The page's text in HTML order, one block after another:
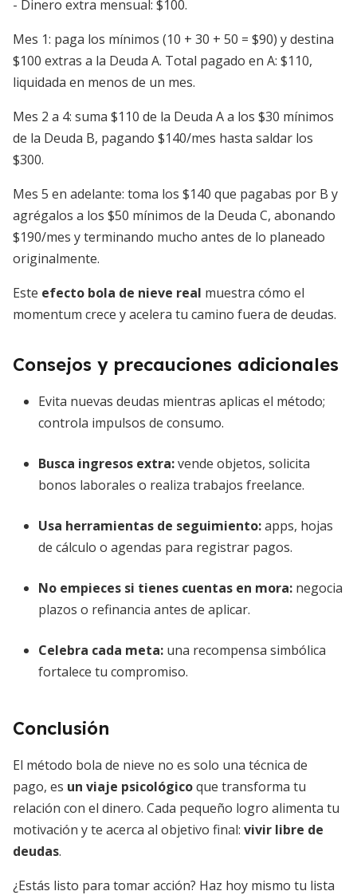
- Dinero extra mensual: $100.
Mes 1: paga los mínimos (10 + 30 + 50 = $90) y destina
$100 extras a la Deuda A. Total pagado en A: $110,
liquidada en menos de un mes.
Mes 2 a 4: suma $110 de la Deuda A a los $30 mínimos
de la Deuda B, pagando $140/mes hasta saldar los
$300.
Mes 5 en adelante: toma los $140 que pagabas por B y
agrégalos a los $50 mínimos de la Deuda C, abonando
$190/mes y terminando mucho antes de lo planeado
originalmente.
Este efecto bola de nieve real muestra cómo el
momentum crece y acelera tu camino fuera de deudas.
Consejos y precauciones adicionales
Evita nuevas deudas mientras aplicas el método;
controla impulsos de consumo.
Busca ingresos extra:vende objetos, solicita
bonos laborales o realiza trabajos freelance.
Usa herramientas de seguimiento:apps, hojas
de cálculo o agendas para registrar pagos.
No empieces si tienes cuentas en mora: negocia
plazos o refinancia antes de aplicar.
Celebra cada meta: una recompensa simbólica
fortalece tu compromiso.
Conclusión
El método bola de nieve no es solo una técnica de
pago, es un viaje psicológicoque transforma tu
relación con el dinero. Cada pequeño logro alimenta tu
motivación y te acerca al objetivo final: vivir libre de
deudas.
¿Estás listo para tomar acción? Haz hoy mismo tu lista